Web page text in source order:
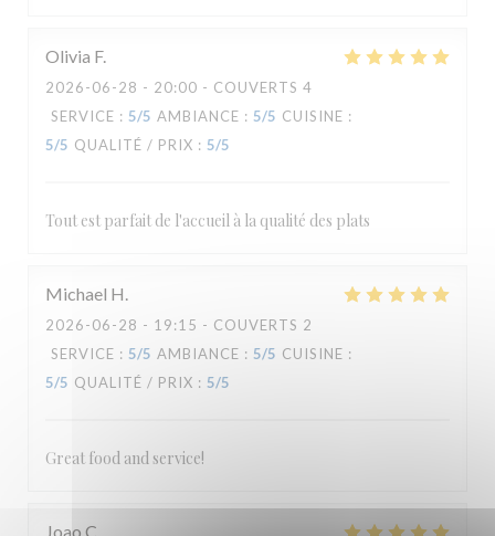
Olivia F
2026-06-28 - 20:00 - COUVERTS 4
SERVICE : 5/5 AMBIANCE : 5/5 CUISINE :
5/5 QUALITÉ / PRIX : 5/5
Tout est parfait de l'accueil à la qualité des plats
Michael H
2026-06-28 - 19:15 - COUVERTS 2
SERVICE : 5/5 AMBIANCE : 5/5 CUISINE :
5/5 QUALITÉ / PRIX : 5/5
Great food and service!
Joao C